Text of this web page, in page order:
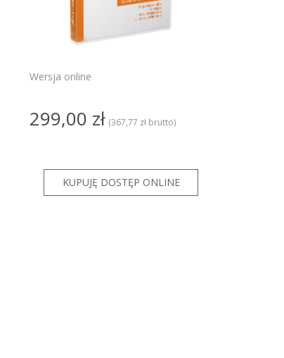
Wersja online
299,00 zł (367,77 zł brutto)